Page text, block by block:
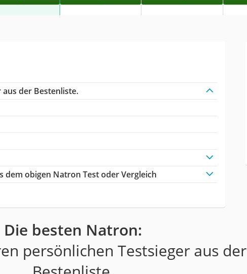
der Bestenliste.
dem obigen Natron Test oder Vergleich
Die besten Natron:
persönlichen Testsieger aus der